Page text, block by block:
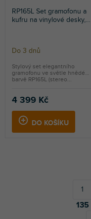
RP165L Set gramofonu a
kufru na vinylové desky,
Do 3 dnů
4 399 Kč
DO KOŠÍKU
Stylový set elegantního
gramofonu ve světle hnědé
barvě RP165L (stereo...
1
135